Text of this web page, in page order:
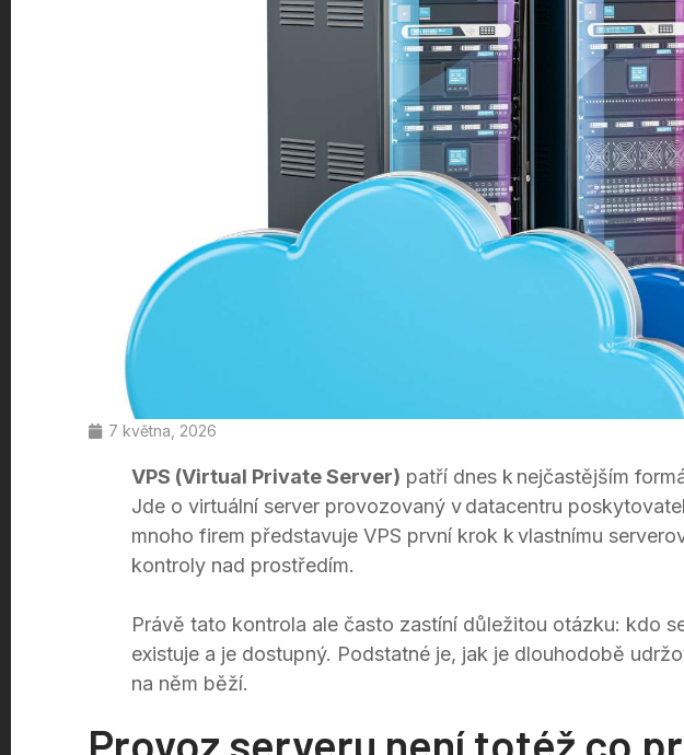
7 května, 2026
VPS (Virtual Private Server) patří dnes k nejčastějším
Jde o virtuální server provozovaný v datacentru
mnoho firem představuje VPS první krok k vlastnímu
kontroly nad prostředím.
Právě tato kontrola ale často zastíní důležitou otázku: kdo
existuje a je dostupný. Podstatné je, jak je dlouhodobě
na něm běží.
Provoz serveru není totéž co